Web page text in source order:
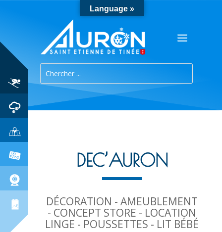
DEC’AURON
DÉCORATION - AMEUBLEMENT
- CONCEPT STORE - LOCATION
LINGE - POUSSETTES - LIT BÉBÉ
Language »